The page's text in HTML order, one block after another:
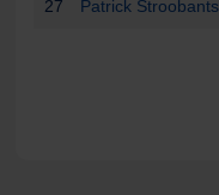
27 Patrick Stroobants